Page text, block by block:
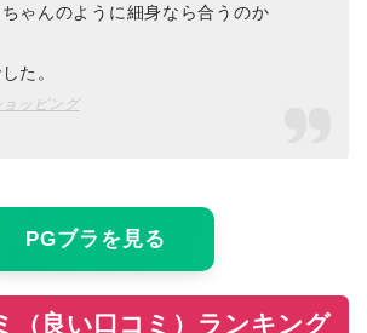
ゃんのように細身なら合うのか
た。
ョッピング
PGブラを見る
（良い口コミ）ランキング